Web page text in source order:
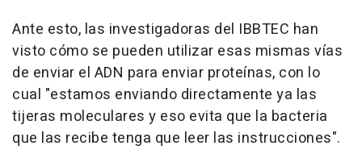
Ante esto, las investigadoras del IBBTEC han
visto cómo se pueden utilizar esas mismas vías
de enviar el ADN para enviar proteínas, con lo
cual "estamos enviando directamente ya las
tijeras moleculares y eso evita que la bacteria
que las recibe tenga que leer las instrucciones".